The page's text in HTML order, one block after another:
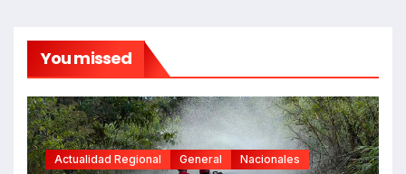
You missed
Actualidad Regional General Nacionales